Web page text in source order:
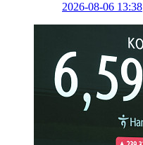
2026-08-06 13:38